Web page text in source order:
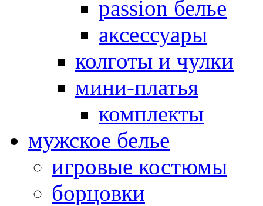
passion белье
аксессуары
колготы и чулки
мини-платья
комплекты
мужское белье
игровые костюмы
борцовки